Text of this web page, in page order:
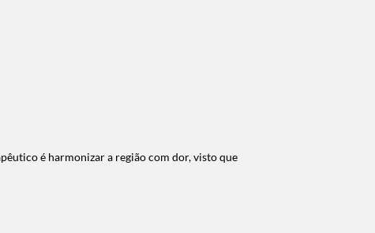
é harmonizar a região com dor, visto que